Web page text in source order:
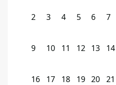
2 3 4 5 6 7
9 10 11 12 13 14
16 17 18 19 20 21